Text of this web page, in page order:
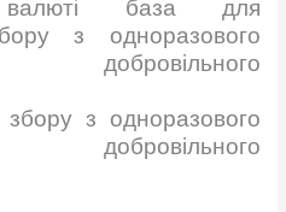
валюті база для
з одноразового
добровільного
з одноразового
добровільного